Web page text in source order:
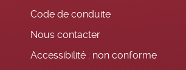
Code de conduite
Nous contacter
Accessibilité : non conforme